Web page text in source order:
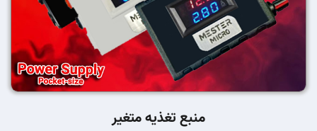
منبع تغذیه متغیر